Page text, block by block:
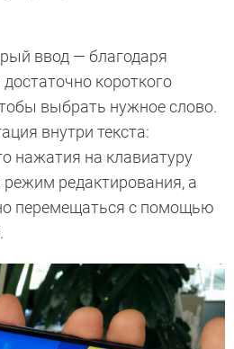
ввод — благодаря
короткого
выбрать нужное слово.
внутри текста:
нажатия на клавиатуру
режим редактирования, а
перемещаться с помощью